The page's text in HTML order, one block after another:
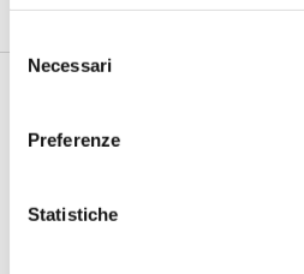
delNecessari
Preferenze
Statistiche